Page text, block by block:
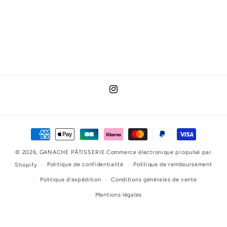
Instagram
Moyens
de
paiement
© 2026, GANACHE PÂTISSERIE Commerce électronique propulsé par
Shopify
Politique de confidentialité Politique de remboursement
Politique d’expédition Conditions générales de vente
Mentions légales